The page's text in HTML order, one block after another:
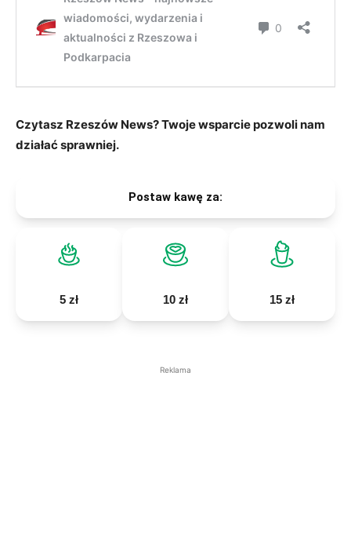
Czytasz Rzeszów News? Twoje wsparcie pozwoli nam
działać sprawniej.
Postaw kawę za:
5 zł 10 zł 15 zł
Reklama